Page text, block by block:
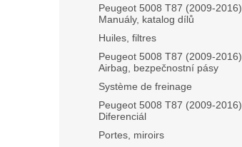
Peugeot 5008 T87 (2009-2016)
Manuály, katalog dílů
Huiles, filtres
Peugeot 5008 T87 (2009-2016)
Airbag, bezpečnostní pásy
Système de freinage
Peugeot 5008 T87 (2009-2016)
Diferenciál
Portes, miroirs